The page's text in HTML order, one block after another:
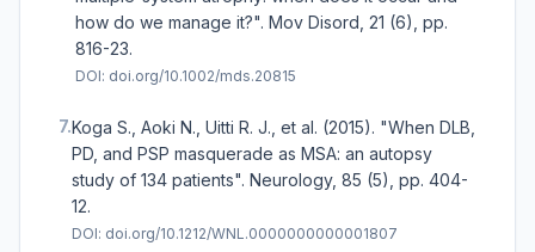
how do we manage it?". Mov Disord, 21 (6), pp.
816-23.
DOI: doi.org/10.1002/mds.20815
7.Koga S., Aoki N., Uitti R. J., et al. (2015). "When DLB,
PD, and PSP masquerade as MSA: an autopsy
study of 134 patients". Neurology, 85 (5), pp. 404-
12.
DOI: doi.org/10.1212/WNL.0000000000001807